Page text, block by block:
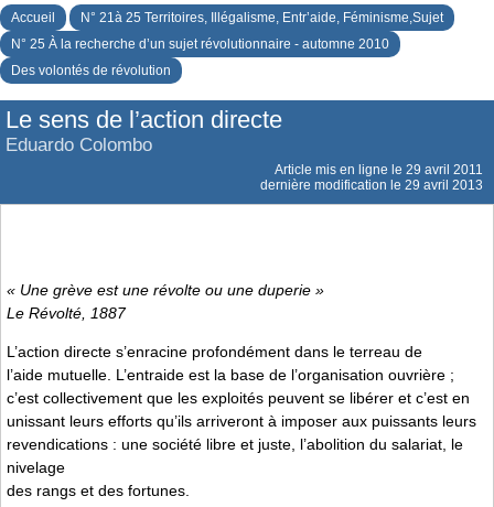
Accueil
N° 21à 25 Territoires, Illégalisme, Entr’aide, Féminisme,Sujet
N° 25 À la recherche d’un sujet révolutionnaire - automne 2010
Des volontés de révolution
Le sens de l’action directe
Eduardo Colombo
Article mis en ligne le 29 avril 2011
dernière modification le 29 avril 2013
« Une grève est une révolte ou une duperie »
Le Révolté , 1887
L’action directe s’enracine profondément dans le terreau de
l’aide mutuelle. L’entraide est la base de l’organisation ouvrière ;
c’est collectivement que les exploités peuvent se libérer et c’est en
unissant leurs efforts qu’ils arriveront à imposer aux puissants leurs
revendications : une société libre et juste, l’abolition du salariat, le
nivelage
des rangs et des fortunes.